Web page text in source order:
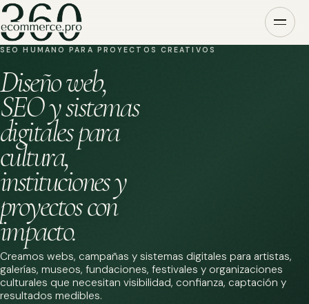
SEO HUMANO PARA PROYECTOS CREATIVOS
Diseño web,
SEO y sistemas
digitales para
cultura,
instituciones y
proyectos con
impacto.
Creamos webs, campañas y sistemas digitales para artistas,
galerías, museos, fundaciones, festivales y organizaciones
culturales que necesitan visibilidad, confianza, captación y
resultados medibles.